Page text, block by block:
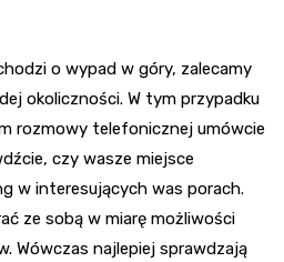
o wypad w góry, zalecamy
okoliczności. W tym przypadku
rozmowy telefonicznej umówcie
czy wasze miejsce
w interesujących was porach.
ze sobą w miarę możliwości
Wówczas najlepiej sprawdzają